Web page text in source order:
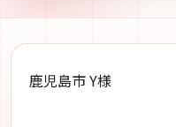
鹿児島市 Y様